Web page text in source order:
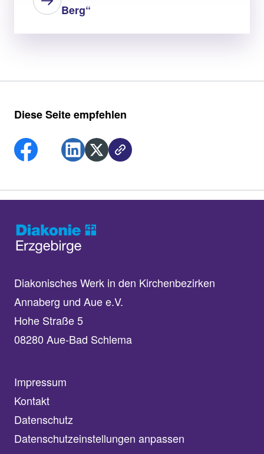
Berg“
Diese Seite empfehlen
Diakonisches Werk in den Kirchenbezirken
Annaberg und Aue e.V.
Hohe Straße 5
08280 Aue-Bad Schlema
Impressum
Kontakt
Datenschutz
Datenschutzeinstellungen anpassen